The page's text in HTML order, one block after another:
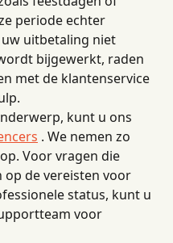
periode echter
uw uitbetaling niet
bijgewerkt, raden
met de klantenservice
kunt u ons
. We nemen zo
Voor vragen die
de vereisten voor
status, kunt u
voor